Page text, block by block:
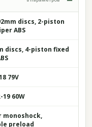
discs, 2-piston
ABS
discs, 4-piston fixed
79V
19 60W
monoshock,
preload